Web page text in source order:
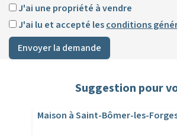
J'ai une propriété à vendre
J'ai lu et accepté lesconditions
Envoyer la demande
Suggestion pour
Maison à Saint-Bômer-les-